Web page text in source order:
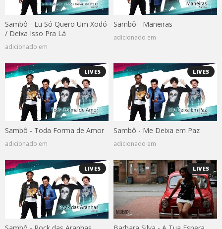
Sambô - Eu Só Quero Um Xodó
/ Deixa Isso Pra Lá
adicionado em
Sambô - Maneiras
adicionado em
LIVES
Sambô - Toda Forma de Amor
adicionado em
LIVES
Sambô - Me Deixa em Paz
adicionado em
LIVES LIVES